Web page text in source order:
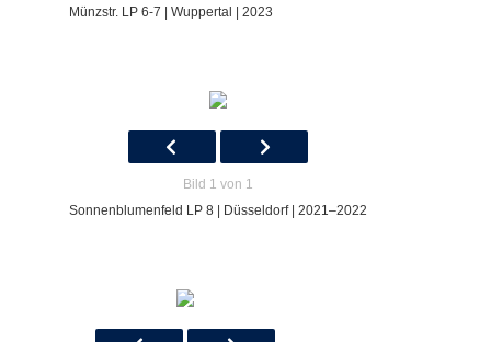
Münzstr. LP 6-7 | Wuppertal | 2023
Bild 1 von 1
Sonnenblumenfeld LP 8 | Düsseldorf | 2021–2022